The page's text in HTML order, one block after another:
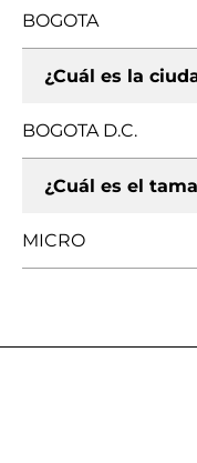
BOGOTA
¿Cuál es la
BOGOTA D.C.
¿Cuál es el
MICRO